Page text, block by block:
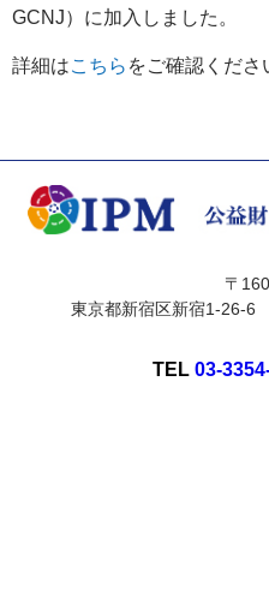
GCNJ）に加入しました。
詳細はこちら をご確認くださ
〒
東京都新宿区新宿1-26-6
TEL 03-